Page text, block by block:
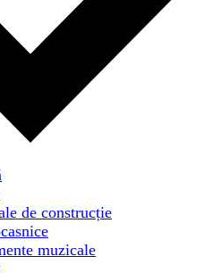
de construcție
muzicale